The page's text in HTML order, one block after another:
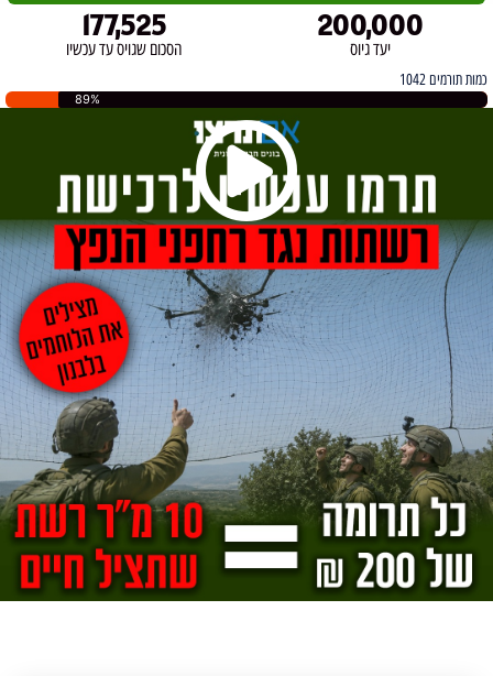
הסכום שגויס עד עכשיו
177,525
יעד גיוס
200,000
כמות תורמים 1042
89%